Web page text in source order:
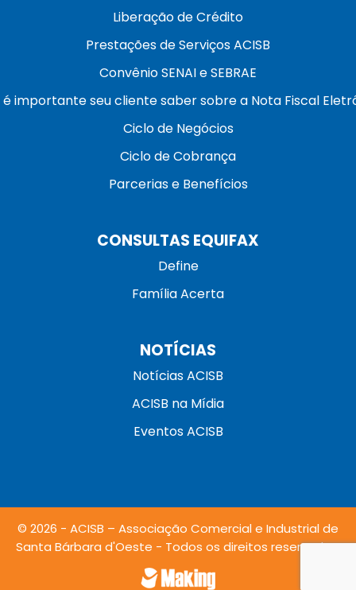
Liberação de Crédito
Prestações de Serviços ACISB
Convênio SENAI e SEBRAE
é importante seu cliente saber sobre a Nota Fiscal
Ciclo de Negócios
Ciclo de Cobrança
Parcerias e Benefícios
CONSULTAS EQUIFAX
Define
Família Acerta
NOTÍCIAS
Notícias ACISB
ACISB na Mídia
Eventos ACISB
© 2026 - ACISB – Associação Comercial e Industrial de
Santa Bárbara d'Oeste - Todos os direitos reservados.